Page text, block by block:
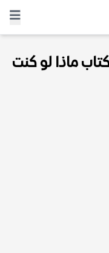
ماذا لو كنت